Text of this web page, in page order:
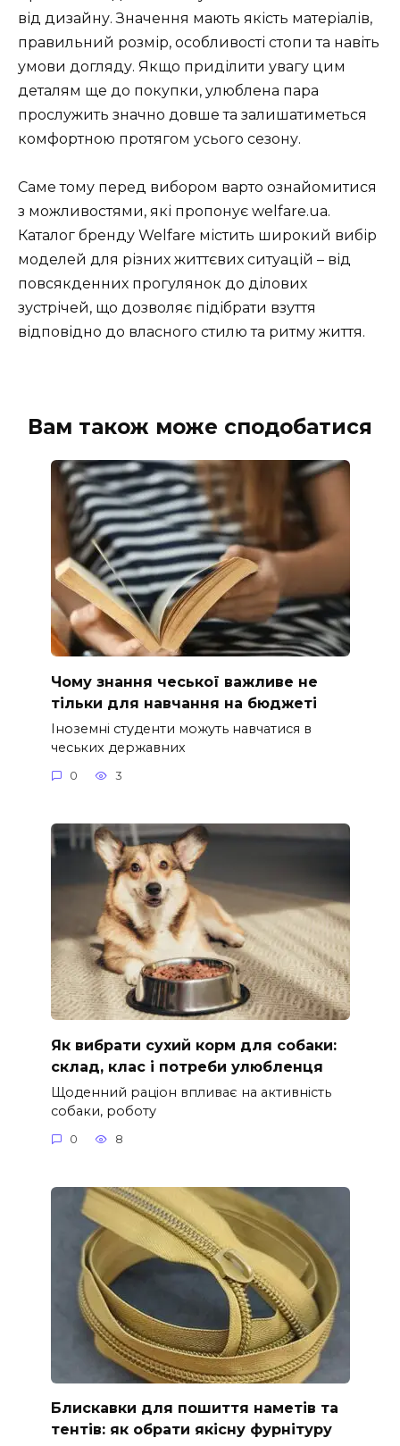
від дизайну. Значення мають якість матеріалів,
правильний розмір, особливості стопи та навіть
умови догляду. Якщо приділити увагу цим
деталям ще до покупки, улюблена пара
прослужить значно довше та залишатиметься
комфортною протягом усього сезону.
Саме тому перед вибором варто ознайомитися
з можливостями, які пропонує welfare.ua.
Каталог бренду Welfare містить широкий вибір
моделей для різних життєвих ситуацій – від
повсякденних прогулянок до ділових
зустрічей, що дозволяє підібрати взуття
відповідно до власного стилю та ритму життя.
Вам також може сподобатися
Чому знання чеської важливе не
тільки для навчання на бюджеті
Іноземні студенти можуть навчатися в
чеських державних
0 3
Як вибрати сухий корм для собаки:
склад, клас і потреби улюбленця
Щоденний раціон впливає на активність
собаки, роботу
0 8
Блискавки для пошиття наметів та
тентів: як обрати якісну фурнітуру